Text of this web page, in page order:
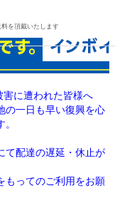
を頂戴いたします
に遭われた皆様へ
の一日も早い復興を心
て配達の遅延・休止が
もってのご利用をお願